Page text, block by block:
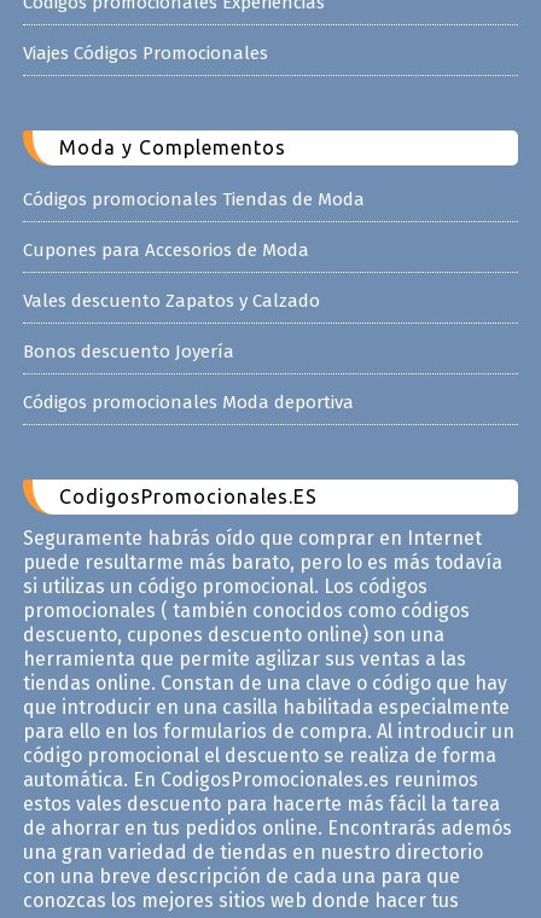
Viajes Códigos Promocionales
Moda y Complementos
Códigos promocionales Tiendas de Moda
Cupones para Accesorios de Moda
Vales descuento Zapatos y Calzado
Bonos descuento Joyería
Códigos promocionales Moda deportiva
CodigosPromocionales.ES
Seguramente habrás oído que comprar en Internet
puede resultarme más barato, pero lo es más todavía
si utilizas un código promocional. Los códigos
promocionales ( también conocidos como códigos
descuento, cupones descuento online) son una
herramienta que permite agilizar sus ventas a las
tiendas online. Constan de una clave o código que hay
que introducir en una casilla habilitada especialmente
para ello en los formularios de compra. Al introducir un
código promocional el descuento se realiza de forma
automática. En CodigosPromocionales.es reunimos
estos vales descuento para hacerte más fácil la tarea
de ahorrar en tus pedidos online. Encontrarás ademós
una gran variedad de tiendas en nuestro directorio
con una breve descripción de cada una para que
conozcas los mejores sitios web donde hacer tus